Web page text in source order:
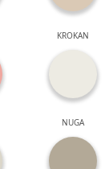
KROKAN
NUGA